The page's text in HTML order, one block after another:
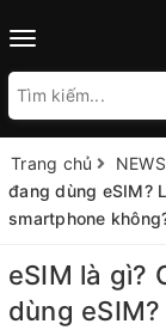
Toggle
Trang chủ
đang dùng eSIM?
smartphone
eSIM là gì?
dùng